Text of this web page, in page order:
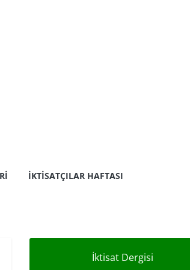
İKTISATÇILAR HAFTASI
İktisat Dergisi